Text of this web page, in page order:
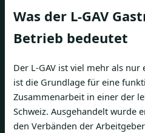
Was der L-GAV
Betrieb bedeutet
Der L-GAV ist viel mehr als
ist die Grundlage für eine
Zusammenarbeit in einer der
Schweiz. Ausgehandelt wurde
den Verbänden der